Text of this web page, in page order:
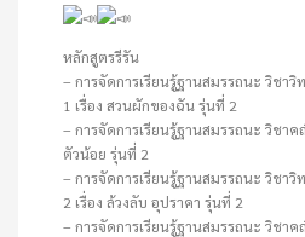
หลักสูตรรีรัน
– การจัดการเรียนรู้ฐานสมรรถนะ วิชา
1 เรื่อง สวนผักของฉัน รุ่นที่ 2
– การจัดการเรียนรู้ฐานสมรรถนะ วิชา
ตัวน้อย รุ่นที่ 2
– การจัดการเรียนรู้ฐานสมรรถนะ วิชา
2 เรื่อง ล้วงลับ อุปราคา รุ่นที่ 2
– การจัดการเรียนรู้ฐานสมรรถนะ วิชา